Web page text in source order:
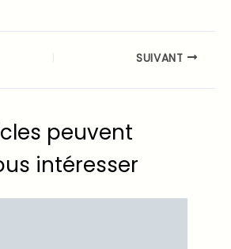
SUIVANT
peuvent
intéresser